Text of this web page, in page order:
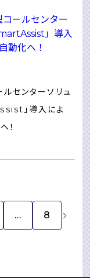
センターソリュ
」導入によ
！
… 8